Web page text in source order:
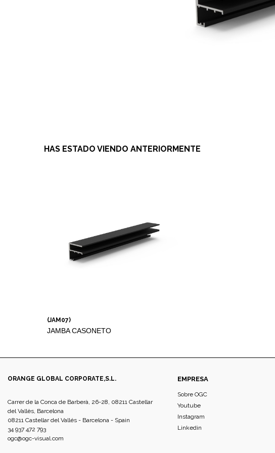
HAS ESTADO VIENDO ANTERIORMENTE
JAMBA CASONETO
(JAM07)
ORANGE GLOBAL CORPORATE,S.L.
Carrer de la Conca de Barberà, 26-28, 08211 Castellar
del Vallès, Barcelona
08211 Castellar del Vallés - Barcelona - Spain
34 937 472 793
ogc@ogc-visual.com
EMPRESA
Sobre OGC
Youtube
Instagram
Linkedin